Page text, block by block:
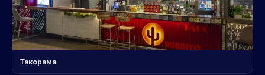
Такорама